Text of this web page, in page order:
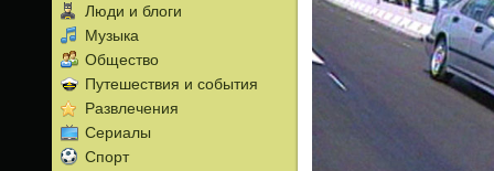
Люди и блоги
Музыка
Общество
Путешествия и события
Развлечения
Сериалы
Спорт